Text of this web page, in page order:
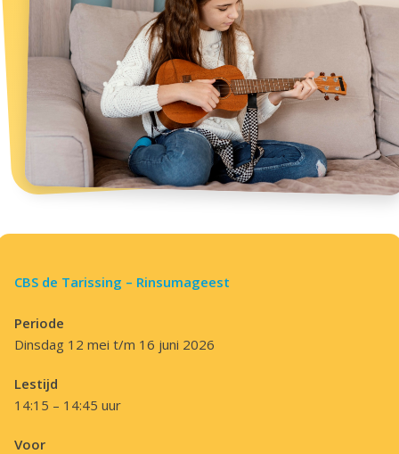
CBS de Tarissing – Rinsumageest
Periode
Dinsdag 12 mei t/m 16 juni 2026
Lestijd
14:15 – 14:45 uur
Voor